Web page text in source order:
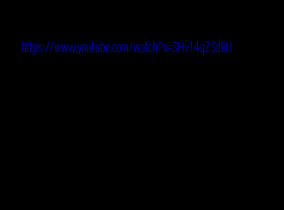
https://www.youtube.com/watch?v=SHv14qZSdkU